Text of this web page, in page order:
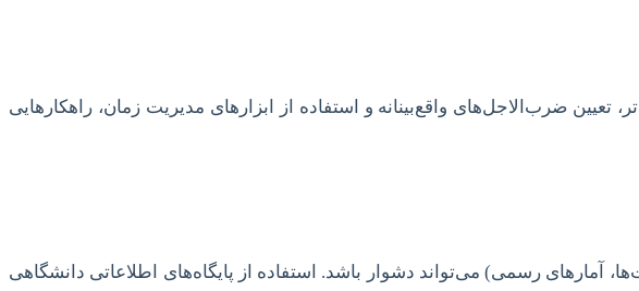
ضرب‌الاجل‌های واقع‌بینانه و استفاده از ابزارهای مدیریت زمان، راهکارهایی
آمارهای رسمی) می‌تواند دشوار باشد. استفاده از پایگاه‌های اطلاعاتی دانشگاهی